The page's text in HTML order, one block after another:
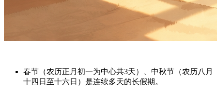
春节（农历正月初一为中心共3天）
中秋节（农历八月
十四日至十六日） 是连续多天的长假期。